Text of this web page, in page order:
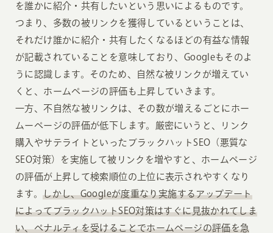
を誰かに紹介・共有したいという思いによるものです。
つまり、多数の被リンクを獲得しているということは、
それだけ誰かに紹介・共有したくなるほどの有益な情報
が記載されていることを意味しており、Googleもそのよ
うに認識します。そのため、自然な被リンクが増えてい
くと、ホームページの評価も上昇していきます。
一方、不自然な被リンクは、その数が増えるごとにホー
ムーページの評価が低下します。厳密にいうと、リンク
購入やサテライトといったブラックハットSEO（悪質な
SEO対策）を実施して被リンクを増やすと、ホームページ
の評価が上昇して検索順位の上位に表示されやすくなり
ます。しかし、Googleが度重なり実施するアップデート
によってブラックハットSEO対策はすぐに見抜かれてしま
い、ペナルティを受けることでホームページの評価を急